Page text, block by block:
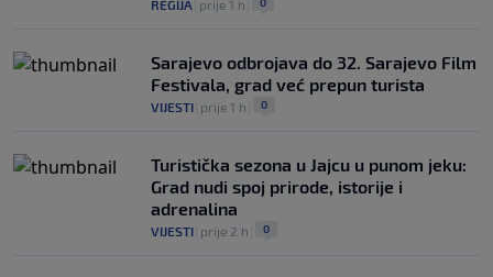
REGIJA prije 1 h
Sarajevo odbrojava do 32. Sarajevo Film
Festivala, grad već prepun turista
VIJESTI prije 1 h 0
Turistička sezona u Jajcu u punom jeku:
Grad nudi spoj prirode, istorije i
adrenalina
VIJESTI prije 2 h 0